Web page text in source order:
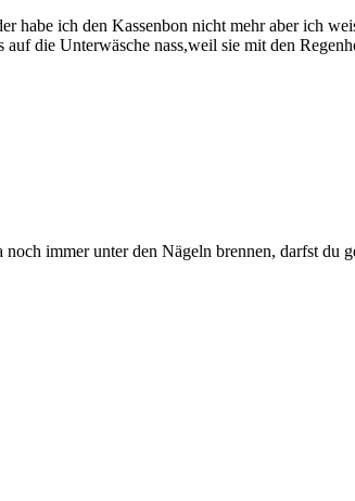
habe ich den Kassenbon nicht mehr aber ich
die Unterwäsche nass,weil sie mit den
immer unter den Nägeln brennen, darfst du